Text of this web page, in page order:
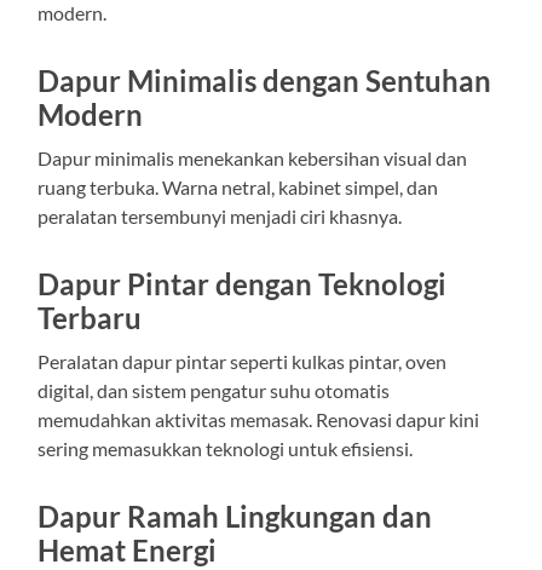
modern.
Dapur Minimalis dengan Sentuhan
Modern
Dapur minimalis menekankan kebersihan visual dan
ruang terbuka. Warna netral, kabinet simpel, dan
peralatan tersembunyi menjadi ciri khasnya.
Dapur Pintar dengan Teknologi
Terbaru
Peralatan dapur pintar seperti kulkas pintar, oven
digital, dan sistem pengatur suhu otomatis
memudahkan aktivitas memasak. Renovasi dapur kini
sering memasukkan teknologi untuk efisiensi.
Dapur Ramah Lingkungan dan
Hemat Energi